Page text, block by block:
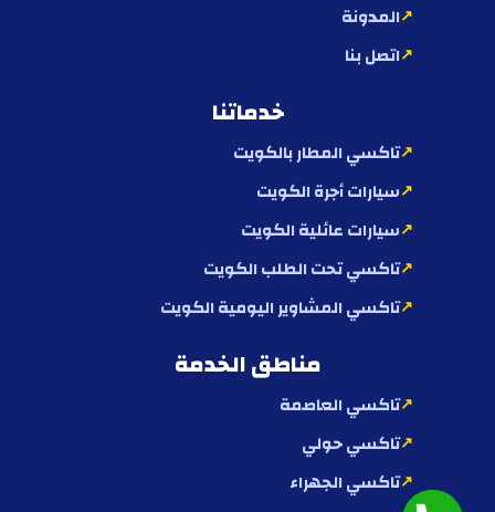
المدونة
اتصل بنا
خدماتنا
تاكسي المطار بالكويت
سيارات أجرة الكويت
سيارات عائلية الكويت
تاكسي تحت الطلب الكويت
تاكسي المشاوير اليومية الكويت
مناطق الخدمة
تاكسي العاصمة
تاكسي حولي
تاكسي الجهراء